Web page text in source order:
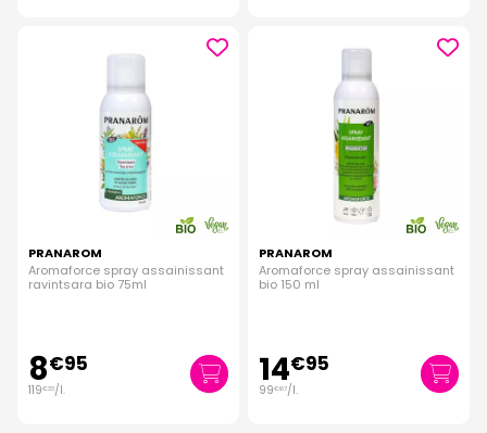
PRANAROM
Aromaforce spray assainissant
ravintsara bio 75ml
8€95
119€33/l.
PRANAROM
Aromaforce spray assainissant
bio 150 ml
14€95
99€67/l.